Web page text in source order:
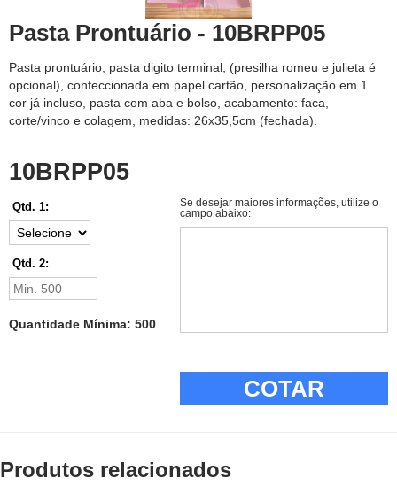
Pasta Prontuário - 10BRPP05
Pasta prontuário, pasta digito terminal, (presilha romeu e julieta é
opcional), confeccionada em papel cartão, personalização em 1
cor já incluso, pasta com aba e bolso, acabamento: faca,
corte/vinco e colagem, medidas: 26x35,5cm (fechada).
10BRPP05
Qtd. 1:
Qtd. 2:
Quantidade Mínima: 500
Se desejar maiores informações, utilize o
campo abaixo:
COTAR
Produtos relacionados